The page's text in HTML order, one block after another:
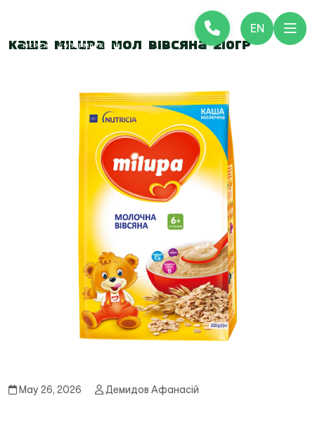
EN
Каша Milupa мол Вівсяна 210гр
May 26, 2026 Демидов Афанасій